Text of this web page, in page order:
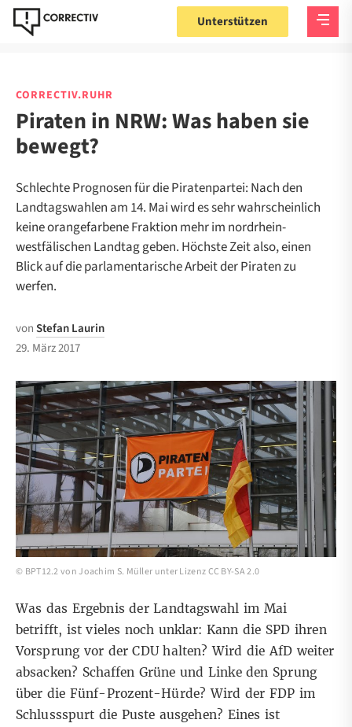
Unterstützen
CORRECTIV.RUHR
Piraten in NRW: Was haben sie
bewegt?
Schlechte Prognosen für die Piratenpartei: Nach den
Landtagswahlen am 14. Mai wird es sehr wahrscheinlich
keine orangefarbene Fraktion mehr im nordrhein-
westfälischen Landtag geben. Höchste Zeit also, einen
Blick auf die parlamentarische Arbeit der Piraten zu
werfen.
vonStefan Laurin
29. März 2017
© BPT12.2von Joachim S. Müller unterLizenz CC BY-SA 2.0
Was das Ergebnis der Landtagswahl im Mai
betrifft, ist vieles noch unklar: Kann die SPD ihren
Vorsprung vor der CDU halten? Wird die AfD weiter
absacken? Schaffen Grüne und Linke den Sprung
über die Fünf-Prozent-Hürde? Wird der FDP im
Schlussspurt die Puste ausgehen? Eines ist